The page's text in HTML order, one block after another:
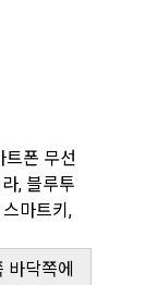
트폰 무선
, 블루투
마트키,
닥쪽에